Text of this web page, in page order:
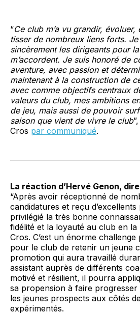
“Ce club m’a vu grandir, évoluer,
tisser de nombreux liens forts.
sincèrement les dirigeants pour
m’accordent. Je suis honoré de
aventure, avec passion et
maintenant à la construction de
avec comme objectifs centraux
valeurs du club, mes ambitions
de jeu, mais aussi de pouvoir
saison que vient de vivre le club
Cros par communiqué.
La réaction d’Hervé Genon,
“Après avoir réceptionné de
candidatures et reçu
privilégié la très bonne
fidélité et la loyauté au club en
Cros. C’est un énorme
pour le club de retenir un jeune
promotion qui aura travaillé
assistant auprès de différents
motivé et résilient, il pourra
sa propension à faire progresser
les jeunes prospects aux côtés
expérimentés.